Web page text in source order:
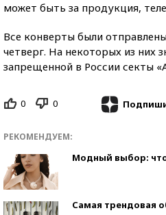
может быть за продукция,
Все конверты были
четверг. На некоторых из них
запрещенной в России секты
0 0
РЕКОМЕНДУЕМ:
Модный выбор: что
Самая трендовая